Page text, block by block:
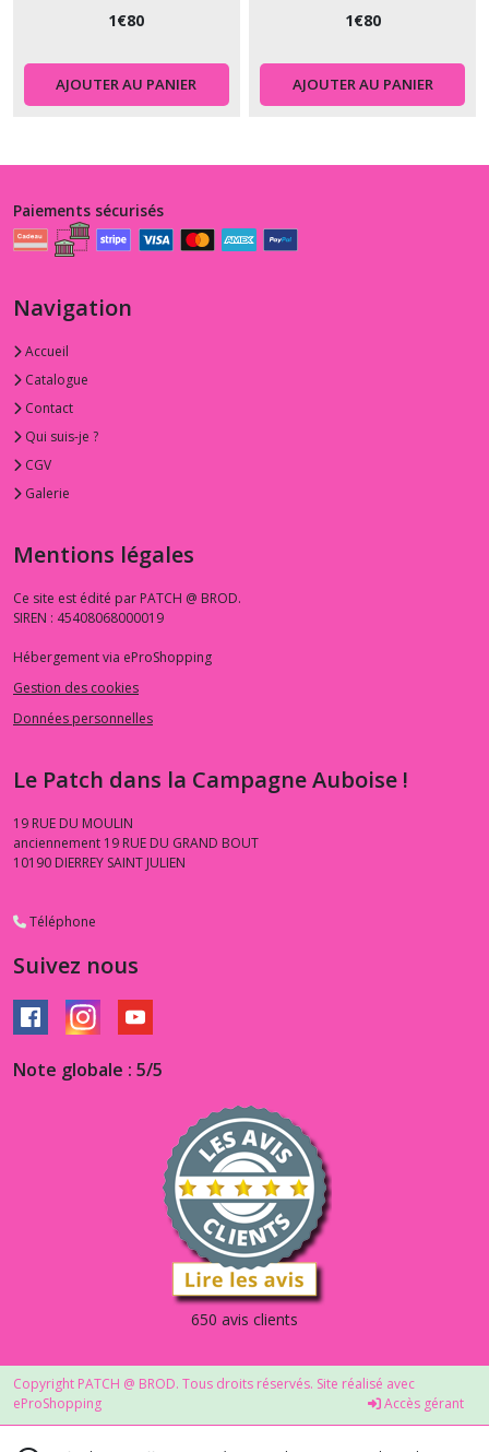
1€80
AJOUTER AU PANIER
1€80
AJOUTER AU PANIER
Paiements sécurisés
Navigation
Accueil
Catalogue
Contact
Qui suis-je ?
CGV
Galerie
Mentions légales
Ce site est édité par PATCH @ BROD.
SIREN : 45408068000019
Hébergement via eProShopping
Gestion des cookies
Données personnelles
Le Patch dans la Campagne Auboise !
19 RUE DU MOULIN
anciennement 19 RUE DU GRAND BOUT
10190 DIERREY SAINT JULIEN
Téléphone
Suivez nous
Note globale : 5/5
650 avis clients
Copyright PATCH @ BROD. Tous droits réservés. Site réalisé avec
eProShopping
Accès gérant